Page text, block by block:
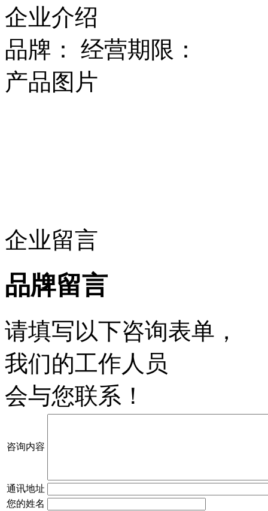
企业介绍
品牌： 经营期限：
产品图片
企业留言
品牌留言
请填写以下咨询表单，
我们的工作人员
会与您联系！
咨询内容
通讯地址
您的姓名